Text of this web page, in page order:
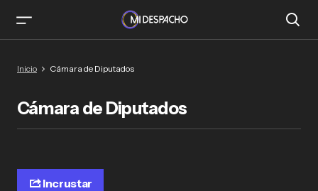
Inicio Cámara de Diputados
Cámara de Diputados
Incrustar